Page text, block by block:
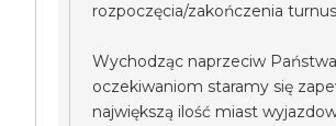
rozpoczęcia/zakończenia
Wychodząc naprzeciw Państwa
oczekiwaniom staramy się
największą ilość miast